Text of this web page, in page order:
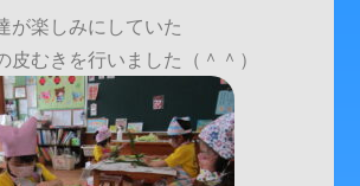
が楽しみにしていた
皮むきを行いました（＾＾）